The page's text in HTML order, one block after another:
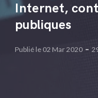
Internet,
publiques
Publié le 02 Mar 2020